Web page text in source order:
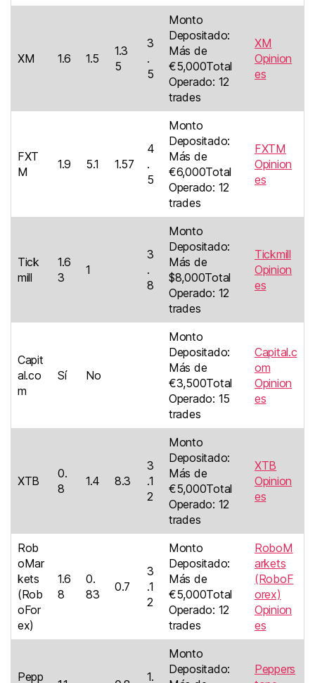
XM 1.6 1.5
1.3
5
3
.
5
Monto
Depositado:
Más de
€5,000Total
Operado: 12
trades
XM
Opinion
es
FXT
M
1.9 5.1 1.57
4
.
5
Monto
Depositado:
Más de
€6,000Total
Operado: 12
trades
FXTM
Opinion
es
Tick
mill
1.6
3
1
3
.
8
Monto
Depositado:
Más de
$8,000Total
Operado: 12
trades
Tickmill
Opinion
es
Capit
al.co
m
Sí No
Monto
Depositado:
Más de
€3,500Total
Operado: 15
trades
Capital.c
om
Opinion
es
XTB
0.
8
1.4 8.3
3
.1
2
Monto
Depositado:
Más de
€5,000Total
Operado: 12
trades
XTB
Opinion
es
Rob
oMar
kets
(Rob
oFor
ex)
1.6
8
0.
83
0.7
3
.1
2
Monto
Depositado:
Más de
€5,000Total
Operado: 12
trades
RoboM
arkets
(RoboF
orex)
Opinion
es
Pepp 1.
Monto
Depositado:
Peppers